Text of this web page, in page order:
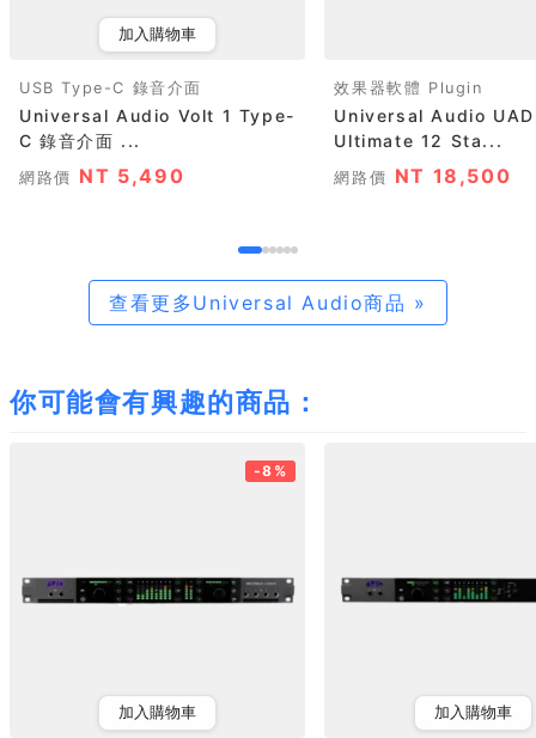
加入購物車
USB Type-C 錄音介面
Universal Audio Volt 1 Type-
C 錄音介面 ...
網路價 NT 5,490
效果器軟體 Plugin
Universal Audio UAD
Ultimate 12 Sta...
網路價 NT 18,500
查看更多Universal Audio商品 »
你可能會有興趣的商品：
-8%
加入購物車 加入購物車